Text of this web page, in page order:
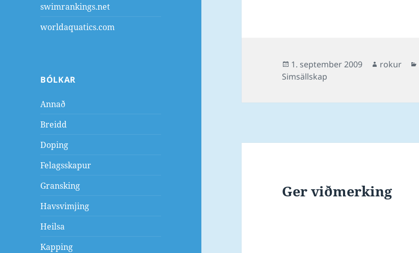
swimrankings.net
worldaquatics.com
BÓLKAR
Annað
Breidd
Doping
Felagsskapur
Gransking
Havsvimjing
Heilsa
Kapping
svimjingin byrjaði aftur
eftir summarferiuna ... Í
Fritidscenter tann 16.
Nørre Nebel…
Posted
on
1. september 2009 Author
rokur
Simsällskap
Ger viðmerking